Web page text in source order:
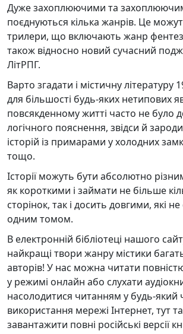
Дуже захоплюючими та
поєднуються кілька жанрів. Це
трилери, що включають жанр
також відносно новий сучасний
ЛітРПГ.
Варто згадати і містичну літературу
для більшості будь-яких нетипових
повсякденному житті часто не було
логічного пояснення, звідси й
історій із примарами у холодних
тощо.
Історії можуть бути абсолютно
як короткими і займати не більше
сторінок, так і досить довгими, які
одним томом.
В електронній бібліотеці нашого
найкращі твори жанру містики
авторів! У нас можна читати повністю
у режимі онлайн або слухати
насолодитися читанням у будь-який
використання мережі Інтернет, тут
завантажити повні російські версії